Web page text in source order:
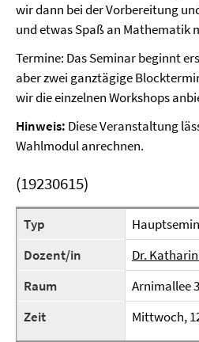
wir dann bei der Vorbereitung
und etwas Spaß an Mathematik
Termine: Das Seminar beginnt
aber zwei ganztägige
wir die einzelnen Workshops
Hinweis: Diese Veranstaltung
Wahlmodul anrechnen.
(19230615)
Typ
Dozent/in
Dr.
Raum
Arnimallee
Zeit
Mittwoch,